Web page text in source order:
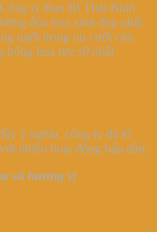
ty Bao Bì Thái Bình
đóa hoa xinh đẹp nhất
ngời trong nụ cười của
hoa rực rỡ nhất
ý nghĩa, công ty đã tổ
nhiều hoạt động hấp dẫn:
và hương vị